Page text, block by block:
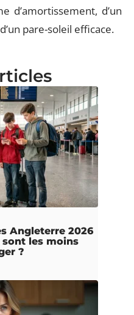
d’amortissement, d’un
pare-soleil efficace.
Angleterre 2026
les moins
?